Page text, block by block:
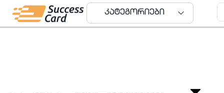
კატეგორიები